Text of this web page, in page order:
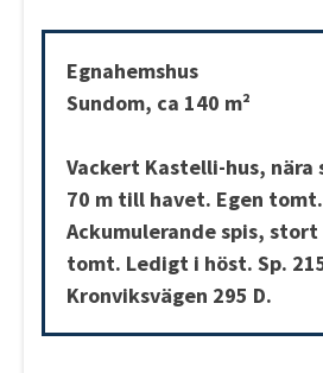
Egnahemshus
Sundom, ca 140 m²
Vackert Kastelli-hus, nära
70 m till havet. Egen tomt.
Ackumulerande spis,
tomt. Ledigt i höst. Sp.
Kronviksvägen 295 D.